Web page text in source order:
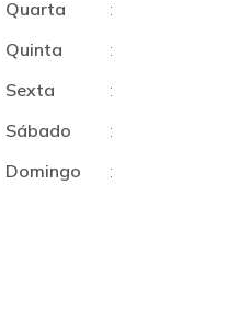
Quarta
:
Quinta
:
Sexta
:
Sábado
:
Domingo
: